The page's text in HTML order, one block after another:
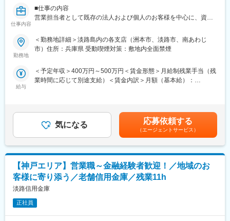
・残業11時間程度
・転勤無し
地域経済の持続的発展に貢献する金融機能の提供だけにとどまら
ず、文化や教育、環境など地域社会の活性化に貢献しているのも
「おどり大会」、洲本市・龍谷大学との連携で始まった「かいぼ
り（※）」、洲本川で開催されるボート競技大会「洲本川レガッ
まずは金融事務の流れを身に着けていただきます。その後習熟度
に応じて顧客を引継ぎをします。
■研修制度
現在特に取組んでいるのが「“人財”育成」を目指した充実の研修制
取得をサポートし、職員一人ひとりのレベルアップを図っていま
す。
【職務別】
テラー研修、年金研修、融資渉外研修、財務分析研修、経営改善
どの支店の社員も雰囲気がとても明るく、柔らかく、いきいきと
働いています。職員同士の距離感が近く、風通しのよい雰囲気で
す。新卒にてご入社される方の入社決め手について「社風」と挙
げられる方もいます。
■働き方
・年休122日
仕事内容
■仕事の内容
営業担当者として既存の法人および個人のお客様を中心に、資金
していただきます。詳細は下記になります。
【お客様・取り扱い商品の詳細】
・預金業務、保険販売、融資（個人ローン、住宅ローン）、法人
融資等
い業務知識を身につけていただきます。将来的にはチームリーダ
ー、経ては管理職を目指していただく方、大歓迎です。
■評価制度
個人目標は上長と面談の上で決定し、3か月に1回の個人面談で助
言もあります。個人の評価は、目標達成率（個人業績）だけでな
く、プロセスや業務能力を加味してで評価、賞与や昇給に反映さ
れます。
勤務地
＜勤務地詳細＞淡路島内の各支店（洲本市、淡路市、南あわじ
市）住所：兵庫県 受動喫煙対策：敷地内全面禁煙
給与
＜予定年収＞400万円～500万円＜賃金形態＞月給制残業手当（残
業時間に応じて別途支給）＜賃金内訳＞月額（基本給）：
目安の金額であり、選考を通じて上下する可能性があります。月
給(月額)は固定手当を含めた表記です。
気になる 応募依頼する
（エージェントサービス）
【神戸エリア】営業職～金融経験者歓迎！／地域のお
客様に寄り添う／老舗信用金庫／残業11h
淡路信用金庫
正社員